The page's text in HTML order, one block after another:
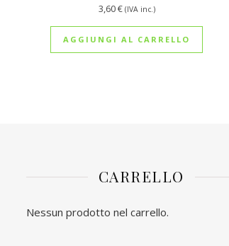
3,60€ (IVA inc.)
AGGIUNGI AL CARRELLO
CARRELLO
Nessun prodotto nel carrello.